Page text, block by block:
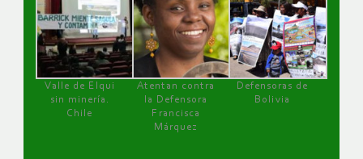
Valle de Elqui
sin minería.
Chile
Atentan contra
la Defensora
Francisca
Márquez
Defensoras de
Bolivia